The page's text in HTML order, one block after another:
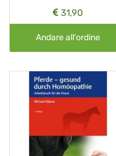
31,90
Andare all'ordine